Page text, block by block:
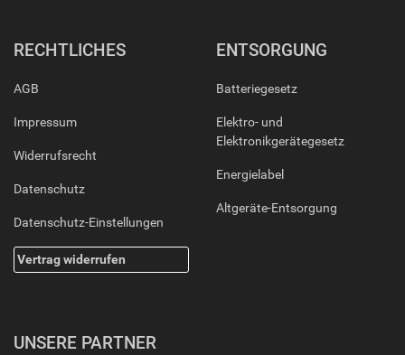
RECHTLICHES
AGB
Impressum
Widerrufsrecht
Datenschutz
Datenschutz-Einstellungen
Vertrag widerrufen
ENTSORGUNG
Batteriegesetz
Elektro- und
Elektronikgerätegesetz
Energielabel
Altgeräte-Entsorgung
UNSERE PARTNER